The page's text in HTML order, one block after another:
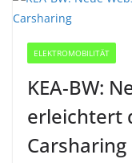
ELEKTROMOBILITÄT
KEA-BW:
erleichtert
Carsharing